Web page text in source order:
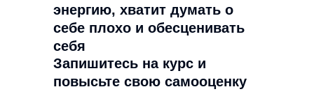
энергию, хватит думать о
себе плохо и обесценивать
себя
Запишитесь на курс и
повысьте свою самооценку